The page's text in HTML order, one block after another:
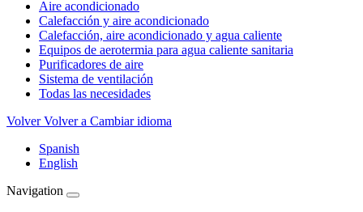
Aire acondicionado
Calefacción y aire acondicionado
Calefacción, aire acondicionado y agua caliente
Equipos de aerotermia para agua caliente sanitaria
Purificadores de aire
Sistema de ventilación
Todas las necesidades
Volver Volver a Cambiar idioma
Spanish
English
Navigation